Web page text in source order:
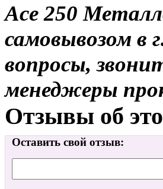
Ace 250
самовывозом в
вопросы,
менеджеры
Отзывы об
Оставить свой отзыв: